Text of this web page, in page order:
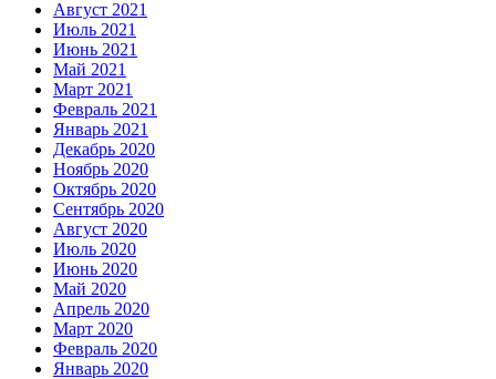
Август 2021
Июль 2021
Июнь 2021
Май 2021
Март 2021
Февраль 2021
Январь 2021
Декабрь 2020
Ноябрь 2020
Октябрь 2020
Сентябрь 2020
Август 2020
Июль 2020
Июнь 2020
Май 2020
Апрель 2020
Март 2020
Февраль 2020
Январь 2020